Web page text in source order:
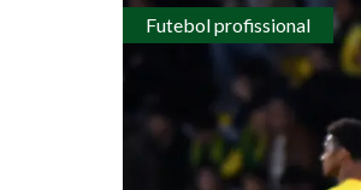
Futebol profissional